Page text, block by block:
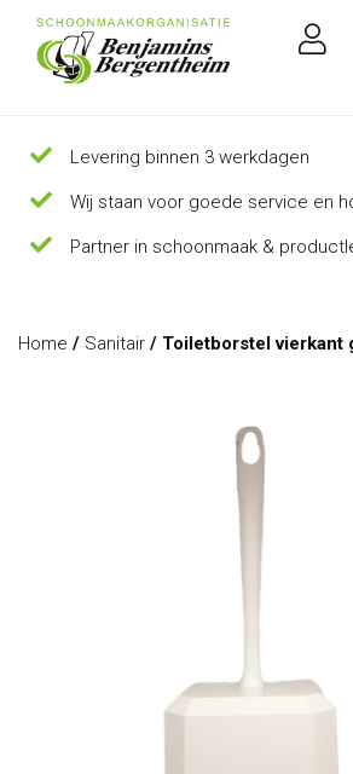
Levering binnen 3 werkdagen
Wij staan voor goede service en
Partner in schoonmaak &
Home / Sanitair / Toiletborstel vierkant